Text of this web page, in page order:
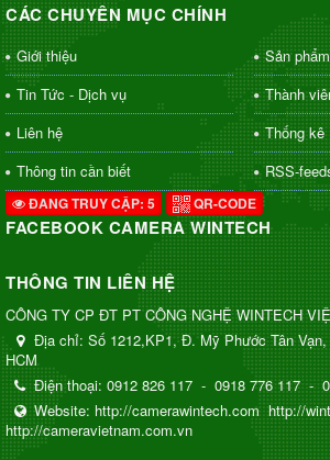
CÁC CHUYÊN MỤC CHÍNH
Giới thiệu
Sản phẩm
Tin Tức - Dịch vụ
Thành
Liên hệ
Thống kê
Thông tin cần biết
RSS-
ĐANG TRUY CẬP: 5 QR-CODE
FACEBOOK CAMERA WINTECH
THÔNG TIN LIÊN HỆ
CÔNG TY CP ĐT PT CÔNG NGHỆ WINTECH
Địa chỉ: Số 1212,KP1, Đ. Mỹ Phước Tân
HCM
Điện thoại: 0912 826 117 - 0918 776 117 -
Website: http://camerawintech.com http://
http://cameravietnam.com.vn